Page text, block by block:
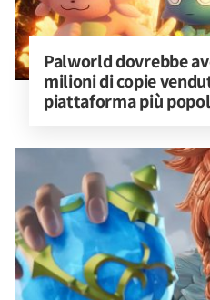
Palworld dovrebbe
milioni di copie
piattaforma più